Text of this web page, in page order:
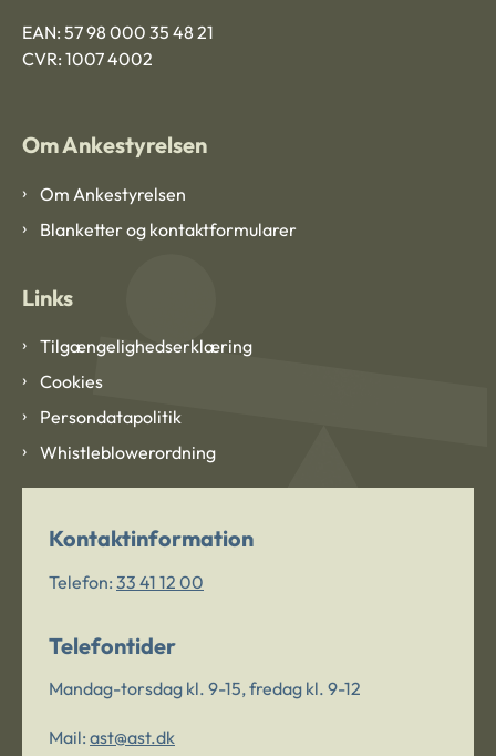
EAN: 57 98 000 35 48 21
CVR: 1007 4002
Om Ankestyrelsen
Om Ankestyrelsen
Blanketter og kontaktformularer
Links
Tilgængelighedserklæring
Cookies
Persondatapolitik
Whistleblowerordning
Kontaktinformation
Telefon: 33 41 12 00
Telefontider
Mandag-torsdag kl. 9-15, fredag kl. 9-12
Mail: ast@ast.dk